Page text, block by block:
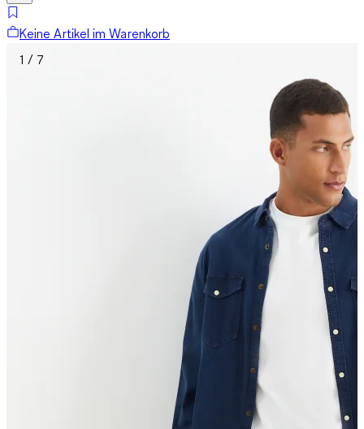
Keine Artikel im Warenkorb
1 / 7